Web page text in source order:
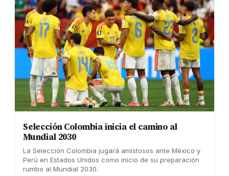
Selección Colombia inicia el camino al
Mundial 2030
La Selección Colombia jugará amistosos ante México y
Perú en Estados Unidos como inicio de su preparación
rumbo al Mundial 2030.